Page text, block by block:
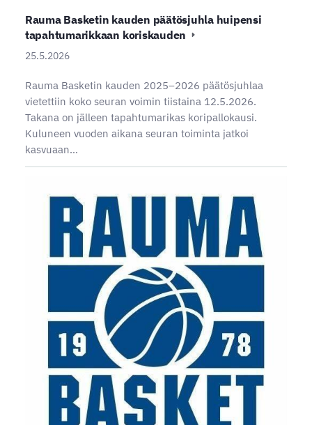
Rauma Basketin kauden päätösjuhla huipensi
tapahtumarikkaan koriskauden
25.5.2026
Rauma Basketin kauden 2025–2026 päätösjuhlaa
vietettiin koko seuran voimin tiistaina 12.5.2026.
Takana on jälleen tapahtumarikas koripallokausi.
Kuluneen vuoden aikana seuran toiminta jatkoi
kasvuaan…